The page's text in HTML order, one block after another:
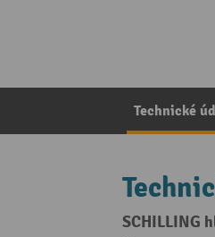
Technické
SCHILLING